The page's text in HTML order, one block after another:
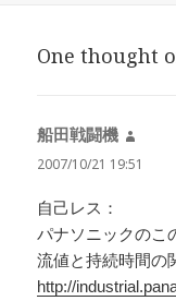
One thought
船田戦闘機
り:
2007/10/21 19:51
自己レス：
パナソニックのこ
流値と持続時間の
http://